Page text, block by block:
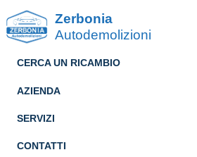
Zerbonia
Autodemolizioni
CERCA UN RICAMBIO
AZIENDA
SERVIZI
CONTATTI